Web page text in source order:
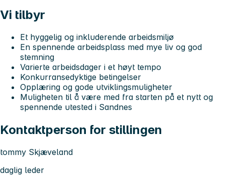
Vi tilbyr
Et hyggelig og inkluderende arbeidsmiljø
En spennende arbeidsplass med mye liv og god
stemning
Varierte arbeidsdager i et høyt tempo
Konkurransedyktige betingelser
Opplæring og gode utviklingsmuligheter
Muligheten til å være med fra starten på et nytt og
spennende utested i Sandnes
Kontaktperson for stillingen
tommy Skjæveland
daglig leder